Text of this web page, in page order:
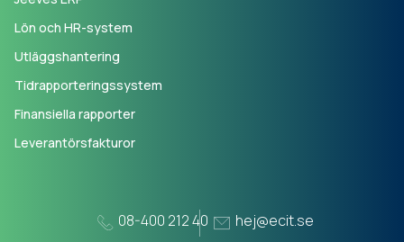
Lön och HR-system
Utläggshantering
Tidrapporteringssystem
Finansiella rapporter
Leverantörsfakturor
08-400 212 40 hej@ecit.se